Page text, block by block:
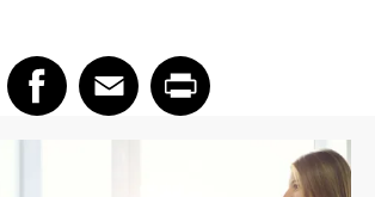
X
Share article on Facebook
Facebook
Share article on Email
EmailShare article on Print